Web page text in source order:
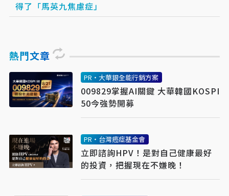
得了「馬英九焦慮症」
熱門文章
PR・大華銀全能行銷方案
009829掌握AI關鍵 大華韓國KOSPI
50今強勢開募
PR・台灣癌症基金會
立即諮詢HPV！是對自己健康最好
的投資，把握現在不嫌晚！